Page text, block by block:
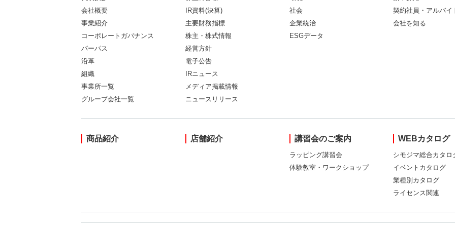
会社概要
事業紹介
コーポレートガバナンス
パーパス
沿革
組織
事業所一覧
グループ会社一覧
IR資料(決算)
主要財務指標
株主・株式情報
経営方針
電子公告
IRニュース
メディア掲載情報
ニュースリリース
社会
企業統治
ESGデータ
契約社員・アルバイ
会社を知る
商品紹介 店舗紹介 講習会のご案内
ラッピング講習会
体験教室・ワークショップ
WEBカタログ
シモジマ総合カタロ
イベントカタログ
業種別カタログ
ライセンス関連